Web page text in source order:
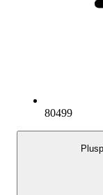
80499